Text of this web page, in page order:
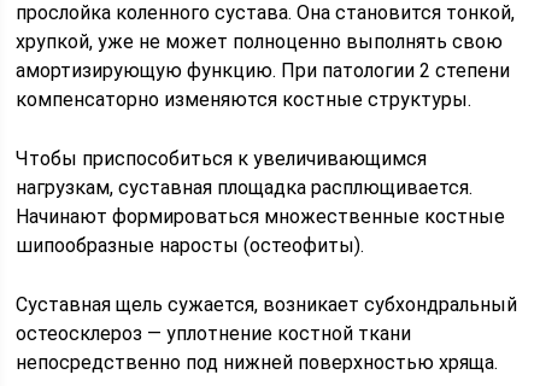
прослойка коленного сустава. Она становится тонкой,
хрупкой, уже не может полноценно выполнять свою
амортизирующую функцию. При патологии 2 степени
компенсаторно изменяются костные структуры.
Чтобы приспособиться к увеличивающимся
нагрузкам, суставная площадка расплющивается.
Начинают формироваться множественные костные
шипообразные наросты (остеофиты).
Суставная щель сужается, возникает субхондральный
остеосклероз — уплотнение костной ткани
непосредственно под нижней поверхностью хряща.